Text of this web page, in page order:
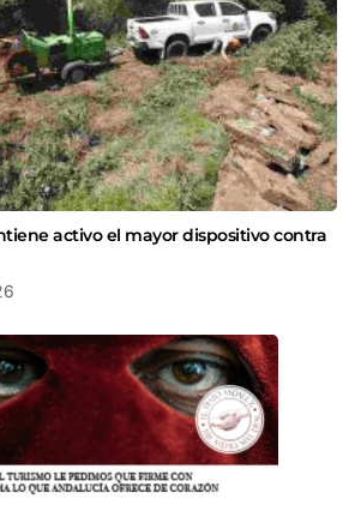
activo el mayor dispositivo contra